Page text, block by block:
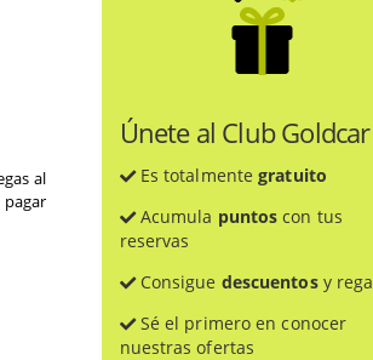
al
pagar
Únete al Club Goldcar
Es totalmentegratuito
Acumula puntos con tus
reservas
Consigue descuentosy
Sé el primero en conocer
nuestras ofertas